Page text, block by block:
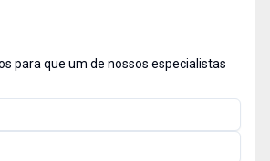
para que um de nossos especialistas